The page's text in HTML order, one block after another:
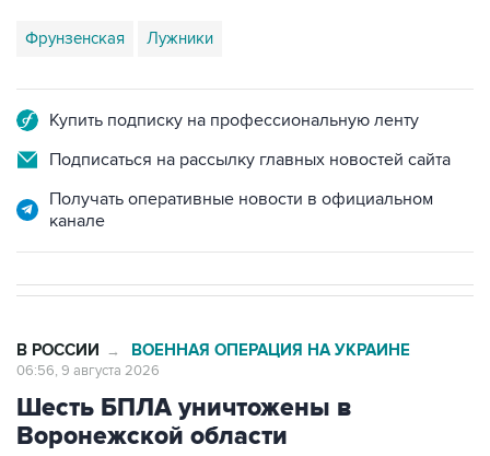
Фрунзенская Лужники
Купить подписку на профессиональную ленту
Подписаться на рассылку главных новостей сайта
Получать оперативные новости в официальном
канале
В РОССИИ → ВОЕННАЯ ОПЕРАЦИЯ НА УКРАИНЕ
06:56, 9 августа 2026
Шесть БПЛА уничтожены в
Воронежской области